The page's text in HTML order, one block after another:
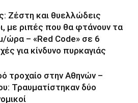
Ζέστη και θυελλώδεις
με ριπές που θα φτάνουν τα
ώρα – «Red Code» σε 6
για κίνδυνο πυρκαγιάς
τροχαίο στην Αθηνών –
Τραυματίστηκαν δύο